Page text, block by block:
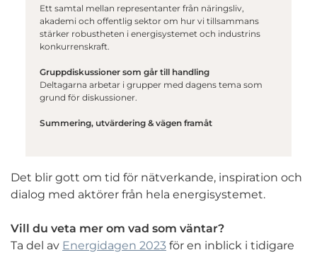
Ett samtal mellan representanter från näringsliv,
akademi och offentlig sektor om hur vi tillsammans
stärker robustheten i energisystemet och industrins
konkurrenskraft.
Gruppdiskussioner som går till handling
Deltagarna arbetar i grupper med dagens tema som
grund för diskussioner.
Summering, utvärdering & vägen framåt
Det blir gott om tid för nätverkande, inspiration och
dialog med aktörer från hela energisystemet.
Vill du veta mer om vad som väntar?
Ta del av Energidagen 2023 för en inblick i tidigare